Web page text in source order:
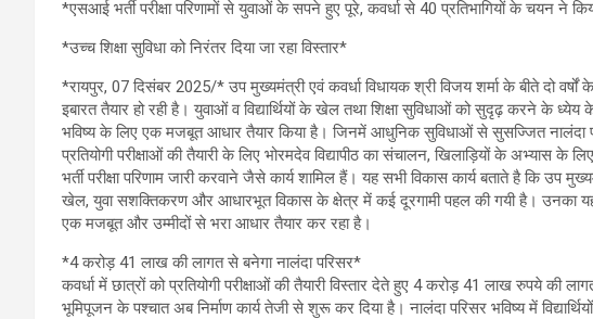
*एसआई भर्ती परीक्षा परिणामों से युवाओं के सपने हुए पूरे, कवर्धा से 40 प्रतिभागियों के चयन ने
*उच्च शिक्षा सुविधा को निरंतर दिया जा रहा विस्तार*
*रायपुर, 07 दिसंबर 2025/* उप मुख्यमंत्री एवं कवर्धा विधायक श्री विजय शर्मा के बीते दो
इबारत तैयार हो रही है। युवाओं व विद्यार्थियों के खेल तथा शिक्षा सुविधाओं को सुदृढ़ करने के
भविष्य के लिए एक मजबूत आधार तैयार किया है। जिनमें आधुनिक सुविधाओं से सुसज्जित नालंदा
प्रतियोगी परीक्षाओं की तैयारी के लिए भोरमदेव विद्यापीठ का संचालन, खिलाड़ियों के अभ्यास
भर्ती परीक्षा परिणाम जारी करवाने जैसे कार्य शामिल हैं। यह सभी विकास कार्य बताते है कि उप
खेल, युवा सशक्तिकरण और आधारभूत विकास के क्षेत्र में कई दूरगामी पहल की गयी है। उनका यह
एक मजबूत और उम्मीदों से भरा आधार तैयार कर रहा है।
*4 करोड़ 41 लाख की लागत से बनेगा नालंदा परिसर*
कवर्धा में छात्रों को प्रतियोगी परीक्षाओं की तैयारी विस्तार देते हुए 4 करोड़ 41 लाख रुपये की
भूमिपूजन के पश्चात अब निर्माण कार्य तेजी से शुरू कर दिया है। नालंदा परिसर भविष्य में